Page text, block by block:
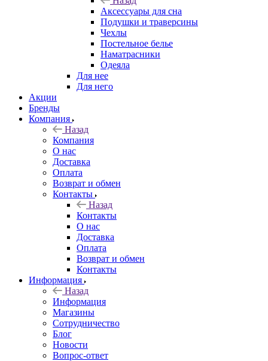
Аксессуары для сна
Подушки и траверсины
Чехлы
Постельное белье
Наматрасники
Одеяла
Для нее
Для него
Акции
Бренды
Компания
Назад
Компания
О нас
Доставка
Оплата
Возврат и обмен
Контакты
Назад
Контакты
О нас
Доставка
Оплата
Возврат и обмен
Контакты
Информация
Назад
Информация
Магазины
Сотрудничество
Блог
Новости
Вопрос-ответ